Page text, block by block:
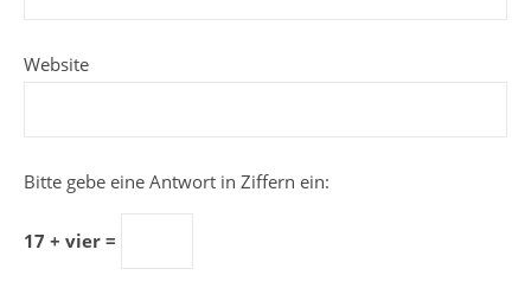
Website
Bitte gebe eine Antwort in Ziffern ein:
17 + vier =